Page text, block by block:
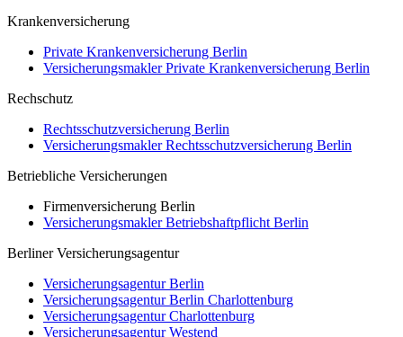
Krankenversicherung
Private Krankenversicherung Berlin
Versicherungsmakler Private Krankenversicherung Berlin
Rechschutz
Rechtsschutzversicherung Berlin
Versicherungsmakler Rechtsschutzversicherung Berlin
Betriebliche Versicherungen
Firmenversicherung Berlin
Versicherungsmakler Betriebshaftpflicht Berlin
Berliner Versicherungsagentur
Versicherungsagentur Berlin
Versicherungsagentur Berlin Charlottenburg
Versicherungsagentur Charlottenburg
Versicherungsagentur Westend